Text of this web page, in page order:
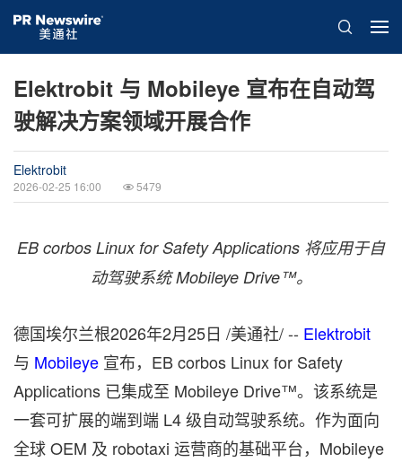
Elektrobit 与 Mobileye 宣布在自动驾
驶解决方案领域开展合作
Elektrobit
2026-02-25 16:00 5479
EB corbos Linux for Safety Applications 将应用于自
动驾驶系统Mobileye Drive™。
德国埃尔兰根2026年2月25日 /美通社/ -- Elektrobit
与 Mobileye 宣布，EB corbos Linux for Safety
Applications 已集成至 Mobileye Drive™。该系统是
一套可扩展的端到端 L4 级自动驾驶系统。作为面向
全球 OEM 及 robotaxi 运营商的基础平台，Mobileye